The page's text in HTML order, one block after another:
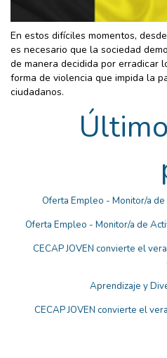
En estos difíciles momentos,
es necesario que la sociedad
de manera decidida por erradicar
forma de violencia que impida la
ciudadanos.
Oferta Empleo - Monitor/a
Oferta Empleo - Monitor/a de
CECAP JOVEN convierte el
Aprendizaje y
CECAP JOVEN convierte el